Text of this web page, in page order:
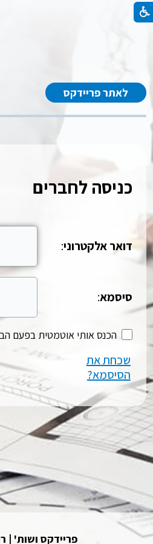
לאתר פריידקס
כניסה לחברים
דואר אלקטרוני:
סיסמא:
הכנס אותי אוטמטית בפעם
שכחת את
הסיסמא?
פריידקס ושות' |